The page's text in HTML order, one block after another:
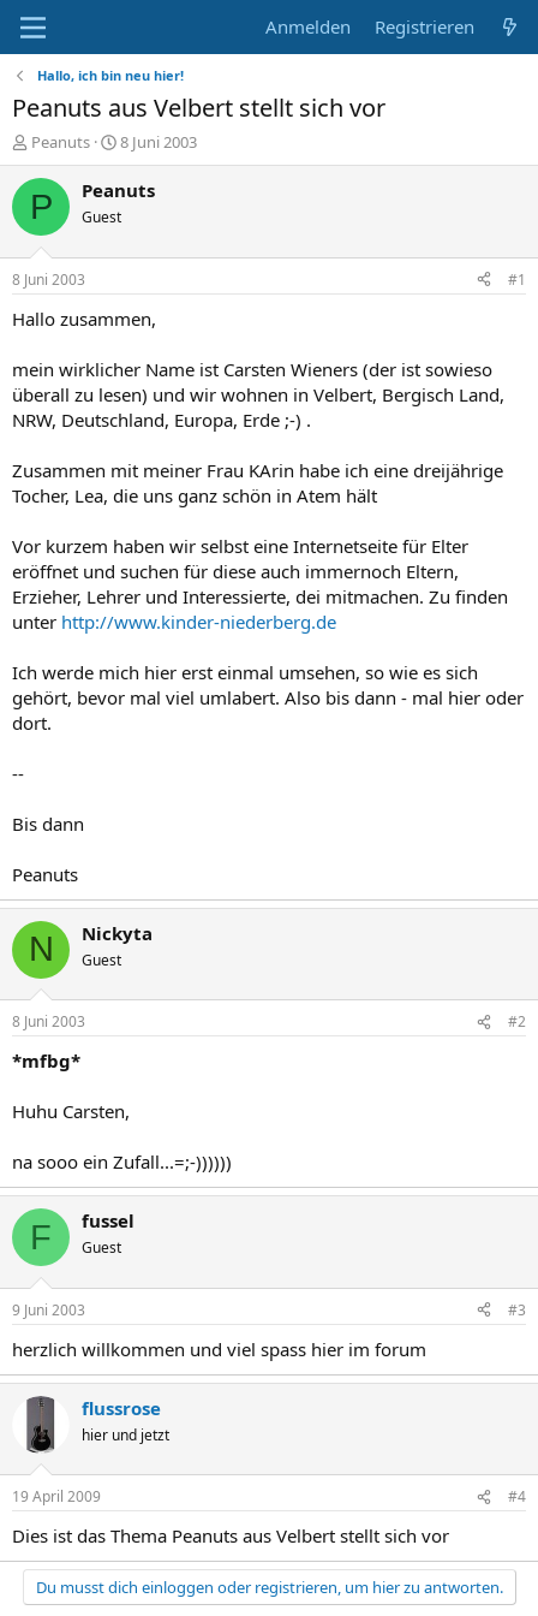
Anmelden Registrieren
Hallo, ich bin neu hier!
Peanuts aus Velbert stellt sich vor
E
r
s
e
r
Peanuts
E
r
s
e
t
a
8 Juni 2003
P Peanuts
Guest
8 Juni 2003 #1
Hallo zusammen,
mein wirklicher Name ist Carsten Wieners (der ist sowieso
überall zu lesen) und wir wohnen in Velbert, Bergisch Land,
NRW, Deutschland, Europa, Erde ;-) .
Zusammen mit meiner Frau KArin habe ich eine dreijährige
Tocher, Lea, die uns ganz schön in Atem hält
Vor kurzem haben wir selbst eine Internetseite für Elter
eröffnet und suchen für diese auch immernoch Eltern,
Erzieher, Lehrer und Interessierte, dei mitmachen. Zu finden
unter http://www.kinder-niederberg.de
Ich werde mich hier erst einmal umsehen, so wie es sich
gehört, bevor mal viel umlabert. Also bis dann - mal hier oder
dort.
--
Bis dann
Peanuts
N Nickyta
Guest
8 Juni 2003 #2
*mfbg*
Huhu Carsten,
na sooo ein Zufall...=;-))))))
F fussel
Guest
9 Juni 2003 #3
herzlich willkommen und viel spass hier im forum
flussrose
hier und jetzt
19 April 2009 #4
Dies ist das Thema Peanuts aus Velbert stellt sich vor
Du musst dich einloggen oder registrieren, um hier zu antworten.